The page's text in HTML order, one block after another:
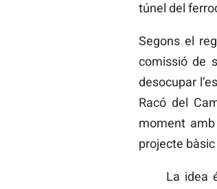
túnel del
Segons el
comissió de
desocupar
Racó del
moment
projecte
La idea